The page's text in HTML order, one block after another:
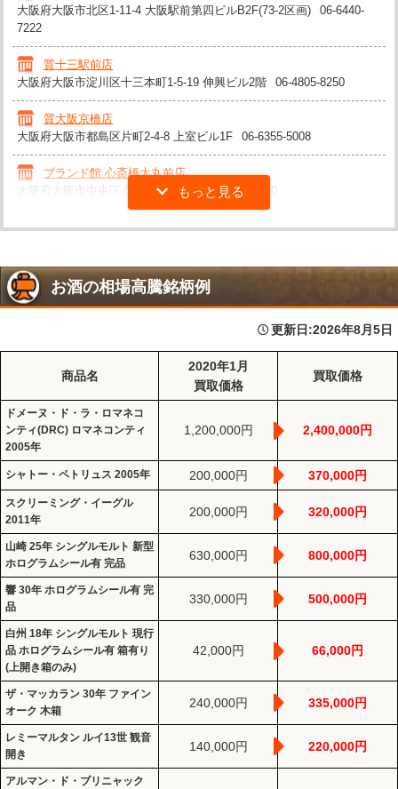
大阪府大阪市北区1-11-4 大阪駅前第四ビルB2F(73-2区画)
06-6440-
7222
質十三駅前店
大阪府大阪市淀川区十三本町1-5-19 伸興ビル2階
06-4805-8250
質大阪京橋店
大阪府大阪市都島区片町2-4-8 上室ビル1F
06-6355-5008
ブランド館 心斎橋大丸前店
大阪府大阪市中央区心斎橋筋1-5-27
06-4963-8460
お酒の相場高騰銘柄例
更新日:2026年8月5日
商品名
2020年1月
買取価格
買取価格
ドメーヌ・ド・ラ・ロマネコ
ンティ(DRC) ロマネコンティ
2005年
1,200,000円 2,400,000円
シャトー・ペトリュス 2005年 200,000円 370,000円
スクリーミング・イーグル
2011年
200,000円 320,000円
山崎 25年 シングルモルト 新型
ホログラムシール有 完品
630,000円 800,000円
響 30年 ホログラムシール有 完
品
330,000円 500,000円
白州 18年 シングルモルト 現行
品 ホログラムシール有 箱有り
(上開き箱のみ)
42,000円 66,000円
ザ・マッカラン 30年 ファイン
オーク 木箱
240,000円 335,000円
レミーマルタン ルイ13世 観音
開き
140,000円 220,000円
アルマン・ド・ブリニャック